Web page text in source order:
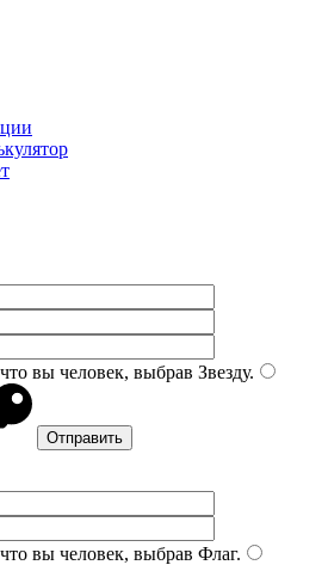
вы человек, выбрав Звезду.
вы человек, выбрав Флаг.